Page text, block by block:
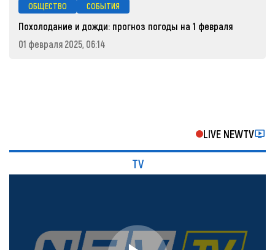
ОБЩЕСТВО СОБЫТИЯ
Похолодание и дожди: прогноз погоды на 1 февраля
01 февраля 2025, 06:14
LIVE NEWTV
TV